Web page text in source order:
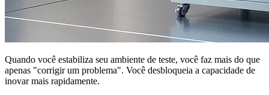
Quando você estabiliza seu ambiente de teste, você faz mais do que
apenas "corrigir um problema". Você desbloqueia a capacidade de
inovar mais rapidamente.